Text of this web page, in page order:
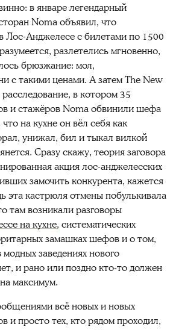
в январе легендарный
Noma объявил, что
Лос-Анджелесе с билетами по 1500
разлетелись мгновенно,
брюзжание: мол,
с такими ценами. А затем The New
в котором 35
и стажёров Noma обвинили шефа
на кухне он вёл себя как
унижал, бил и тыкал вилкой
Сразу скажу, теория заговора
акция лос-анджелесских
замочить конкурента, кажется
эта кастрюля отмены побулькивала
там возникали разговоры
на кухне, систематических
замашках шефов и о том,
заведениях нового
и рано или поздно кто-то должен
максимум.
всё новых и новых
и просто тех, кто рядом проходил,